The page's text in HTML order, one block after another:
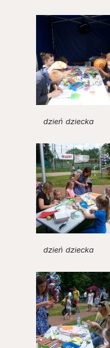
dzień dziecka
dzień dziecka